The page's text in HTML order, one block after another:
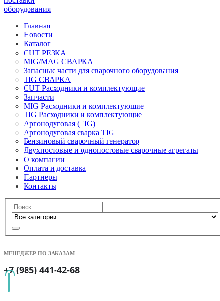
Главная
Новости
Каталог
CUT РЕЗКА
MIG/MAG СВАРКА
Запасные части для сварочного оборудования
TIG СВАРКА
CUT Расходники и комплектующие
Запчасти
MIG Расходники и комплектующие
TIG Расходники и комплектующие
Аргонодуговая (TIG)
Аргонодуговая сварка TIG
Бензиновый сварочный генератор
Двухпостовые и однопостовые сварочные агрегаты
О компании
Оплата и доставка
Партнеры
Контакты
МЕНЕДЖЕР ПО ЗАКАЗАМ
+7 (985) 441-42-68